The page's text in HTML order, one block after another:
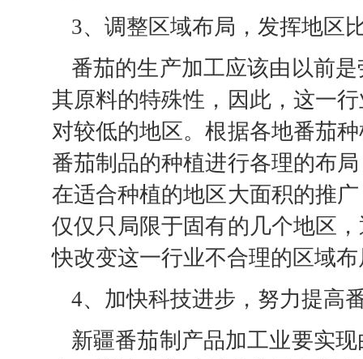
3、调整区域布局，发挥地区
番茄的生产加工应该由以前
其原料的特殊性，因此，这一
对较低的地区。根据各地番茄
番茄制品的种植进行各理的布
在适合种植的地区大面积的推
仅仅只局限于固有的几个地区
快改变这一行业不合理的区域
4、加快科技进步，努力提高
新疆番茄制产品加工业要实